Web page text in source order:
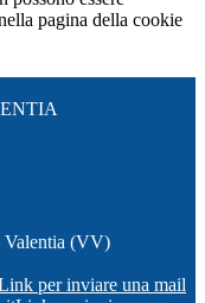
pagina della cookie
Valentia (VV)
per inviare una mail